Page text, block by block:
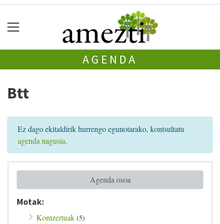
AGENDA
Btt
Ez dago ekitaldirik hurrengo egunotarako, kontsultatu
agenda nagusia.
Agenda osoa
Motak:
Kontzertuak (5)